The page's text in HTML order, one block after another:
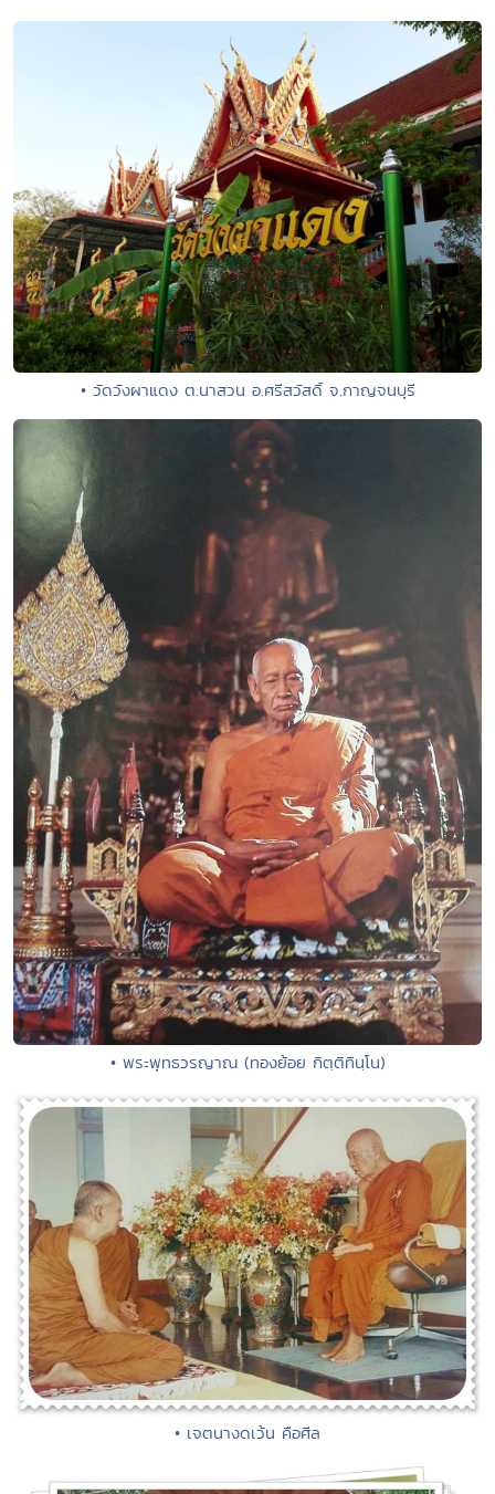
• วัดวังผาแดง ต.นาสวน อ.ศรีสวัสดิ์ จ.กาญจนบุรี
• พระพุทธวรญาณ (ทองย้อย กิตฺติทินฺโน)
• เจตนางดเว้น คือศีล